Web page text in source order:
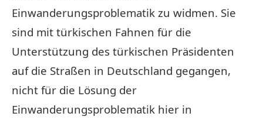
Einwanderungsproblematik zu widmen. Sie
sind mit türkischen Fahnen für die
Unterstützung des türkischen Präsidenten
auf die Straßen in Deutschland gegangen,
nicht für die Lösung der
Einwanderungsproblematik hier in